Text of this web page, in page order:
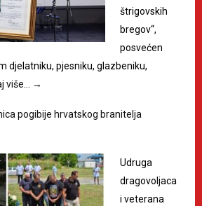
štrigovskih
bregov“,
posvećen
djelatniku, pjesniku, glazbeniku,
više… →
pogibije hrvatskog branitelja
Udruga
dragovoljaca
i veterana